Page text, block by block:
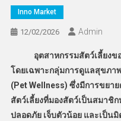
Inno Market
12/02/2026 Admin
อุตสาหกรรมสัตว์เลี้ยงของ
โดยเฉพาะกลุ่มการดูแลสุขภา
(Pet Wellness) ซึ่งมีการขยา
สัตว์เลี้ยงที่มองสัตว์เป็นสมาชิ
ปลอดภัย เจ็บตัวน้อย และเป็น